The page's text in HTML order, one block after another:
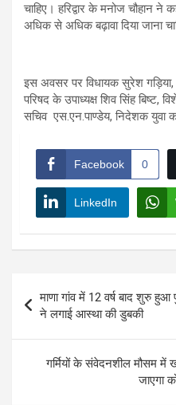
चाहिए। हरिद्वार के मनोज चौहान
अधिक से अधिक बढ़ावा दिया जाना
इस अवसर पर विधायक सुरेश गड़िया,
परिषद के उपाध्यक्ष शिव सिंह बिष्ट,
सचिव एस.एन.पाण्डेय, निदेशक युवा
Facebook 0
LinkedIn
navigation
माणा गांव में 12 वर्ष बाद शुरु
ने लगाई आस्था की डुबकी
गर्मियों के संवेदनशील मौसम में
जाएगा